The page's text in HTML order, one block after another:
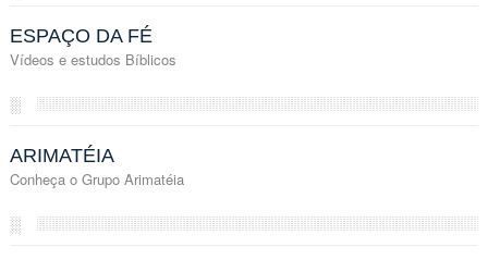
ESPAÇO DA FÉ
Vídeos e estudos Bíblicos
░
ARIMATÉIA
Conheça o Grupo Arimatéia
░